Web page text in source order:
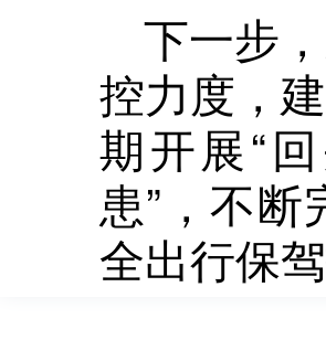
下一步
控力度，
期开展“
患”，不
全出行保